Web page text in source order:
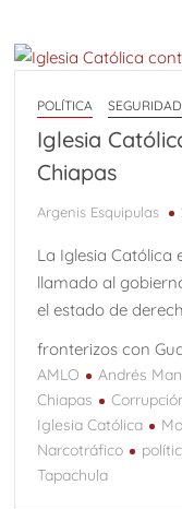
POLÍTICA SEGURIDAD
Iglesia
Chiapas
Argenis Esquipulas
La Iglesia Católica
llamado al
el estado de
fronterizos con
AMLO Andrés
Chiapas
Iglesia Católica
Narcotráfico
Tapachula